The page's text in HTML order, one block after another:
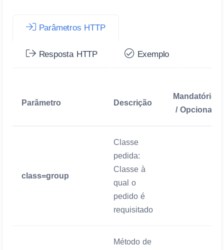
Parâmetros HTTP
Resposta HTTP Exemplo
Parâmetro Descrição
Mandatório
/ Opcional
class=group
Classe
pedida:
Classe à
qual o
pedido é
requisitado
Método de